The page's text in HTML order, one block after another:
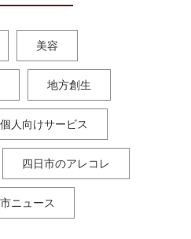
美容
地方創生
個人向けサービス
四日市のアレコレ
ニュース